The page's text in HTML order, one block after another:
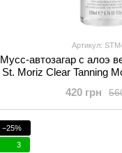
Артикул:
Муcс-автозагар с алоэ
St. Moriz Clear Tanning
420 грн
−25%
3